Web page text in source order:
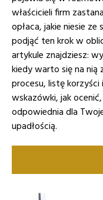
właścicieli firm
opłaca, jakie niesie
podjąć ten krok w
artykule znajdziesz:
kiedy warto się na nią
procesu, listę
wskazówki, jak
odpowiednia dla
upadłością.